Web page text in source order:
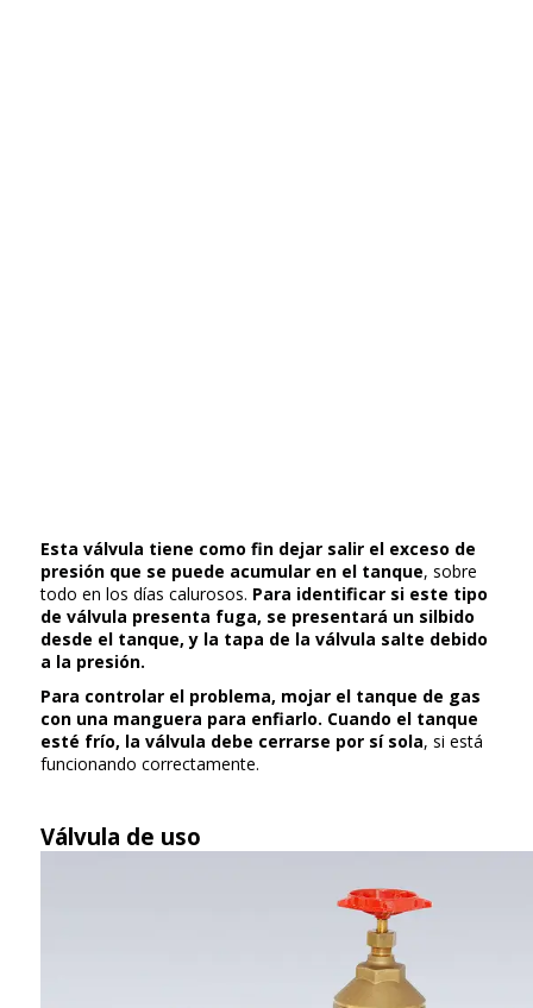
Esta válvula tiene como fin dejar salir el exceso de
presión que se puede acumular en el tanque, sobre
todo en los días calurosos. Para identificar si este tipo
de válvula presenta fuga, se presentará un silbido
desde el tanque, y la tapa de la válvula salte debido
a la presión.
Para controlar el problema, mojar el tanque de gas
con una manguera para enfiarlo. Cuando el tanque
esté frío, la válvula debe cerrarse por sí sola, si está
funcionando correctamente.
Válvula de uso